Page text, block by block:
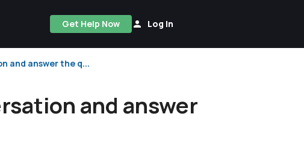
Get Help Now Log In
and answer the q...
and answer